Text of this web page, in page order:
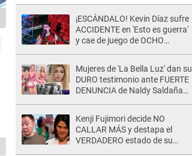
¡ESCÁNDALO! Kevin Díaz sufre
ACCIDENTE en 'Esto es guerra'
y cae de juego de OCHO
Mujeres de 'La Bella Luz' dan su
DURO testimonio ante FUERTE
DENUNCIA de Naldy Saldaña
Kenji Fujimori decide NO
CALLAR MÁS y destapa el
VERDADERO estado de su